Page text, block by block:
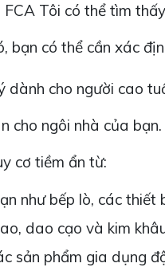
FCA Tôi có thể tìm
bạn có thể cần xác
dành cho người cao
cho ngôi nhà của
cơ tiềm ẩn từ:
như bếp lò, các
dao cạo và kim
sản phẩm gia dụng